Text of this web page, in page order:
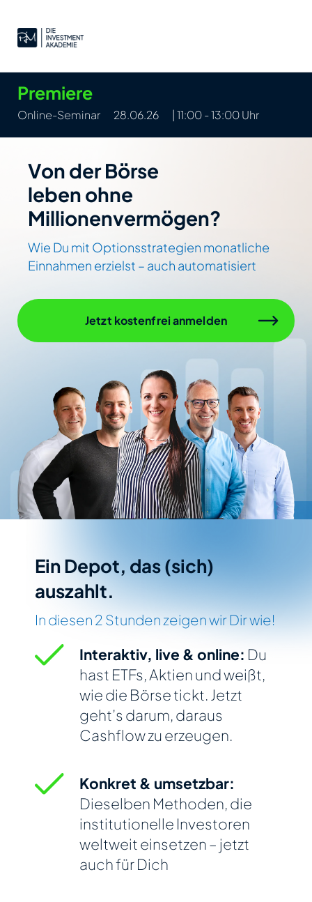
Premiere
Online-Seminar 28.06.26 | 11:00 - 13:00 Uhr
Von der Börse
leben ohne
Millionenvermögen?
Wie Du mit Optionsstrategien monatliche
Einnahmen erzielst – auch automatisiert
Jetzt kostenfrei anmelden
Ein Depot, das (sich)
auszahlt.
In diesen 2 Stunden zeigen wir Dir wie!
Interaktiv, live & online: Du
hast ETFs, Aktien und weißt,
wie die Börse tickt. Jetzt
geht’s darum, daraus
Cashflow zu erzeugen.
Konkret & umsetzbar:
Dieselben Methoden, die
institutionelle Investoren
weltweit einsetzen – jetzt
auch für Dich